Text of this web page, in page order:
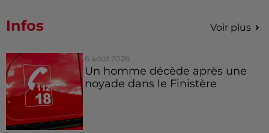
Infos Voir plus
6 août 2026
Un homme décède après une
noyade dans le Finistère